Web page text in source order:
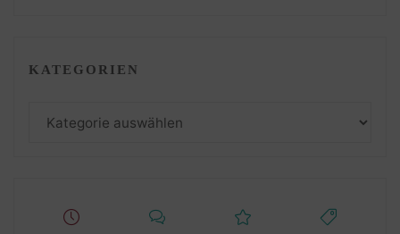
KATEGORIEN